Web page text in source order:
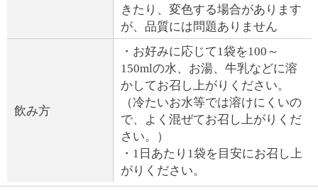
きたり、変色する場合があります
が、品質には問題ありません
飲み方
・お好みに応じて1袋を100～
150mlの水、お湯、牛乳などに溶
かしてお召し上がりください。
（冷たいお水等では溶けにくいの
で、よく混ぜてお召し上がりくだ
さい。）
・1日あたり1袋を目安にお召し上
がりください。